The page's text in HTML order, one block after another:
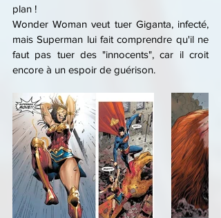
plan !
Wonder Woman veut tuer Giganta, infecté,
mais Superman lui fait comprendre qu'il ne
faut pas tuer des "innocents", car il croit
encore à un espoir de guérison.